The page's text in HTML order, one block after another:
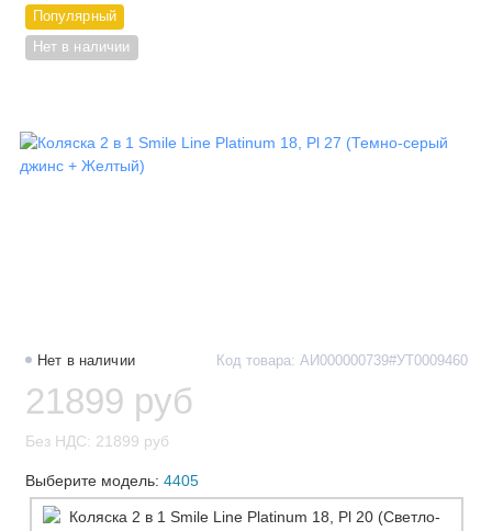
Популярный
Нет в наличии
Нет в наличии Код товара: АИ000000739#УТ0009460
21899 руб
Без НДС: 21899 руб
Выберите модель: 4405